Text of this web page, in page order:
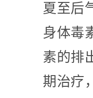
夏至后
身体毒
素的排
期治疗